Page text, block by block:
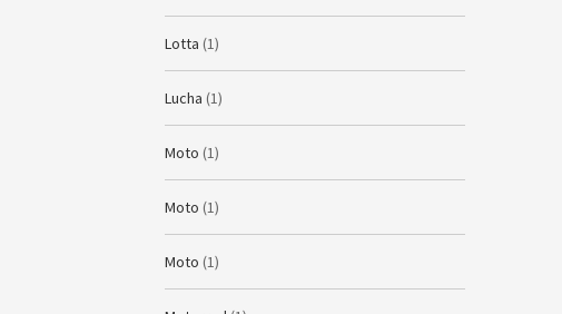
Lotta (1)
Lucha (1)
Moto (1)
Moto (1)
Moto (1)